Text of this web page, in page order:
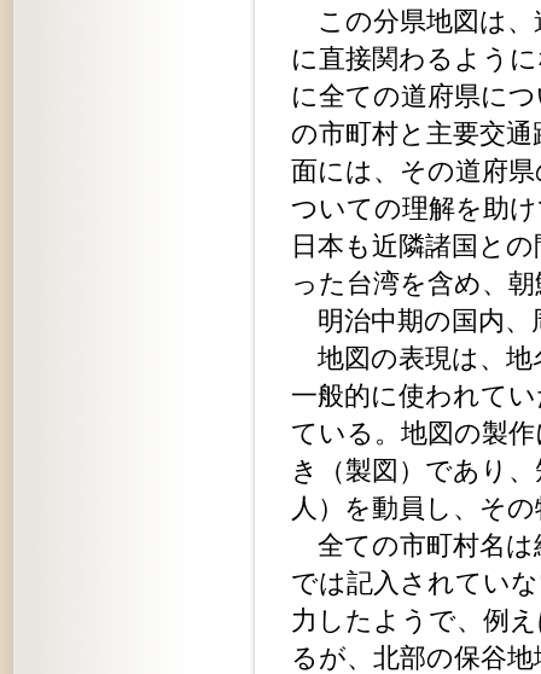
この分県地図は、
に直接関わるよう
に全ての道府県に
の市町村と主要交
面には、その道府
ついての理解を助
日本も近隣諸国と
った台湾を含め、
明治中期の国内、
地図の表現は、地
一般的に使われて
ている。地図の製
き（製図）であり
人）を動員し、そ
全ての市町村名は
では記入されてい
力したようで、例
るが、北部の保谷